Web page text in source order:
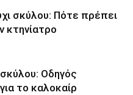
σκύλου: Πότε πρέπει
κτηνίατρο
Οδηγός
το καλοκαίρ